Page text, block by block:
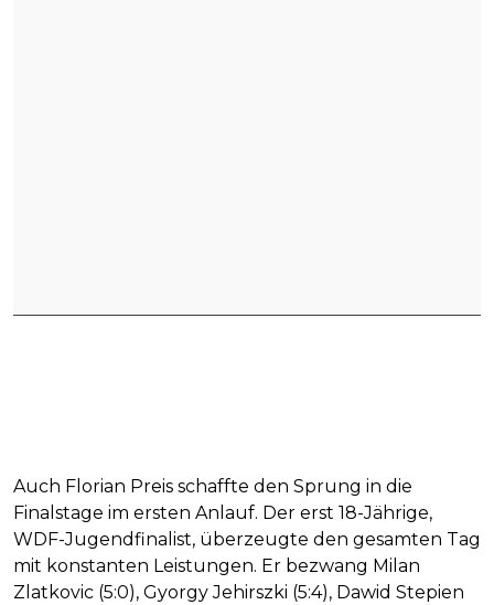
Auch Florian Preis schaffte den Sprung in die
Finalstage im ersten Anlauf. Der erst 18-Jährige,
WDF-Jugendfinalist, überzeugte den gesamten Tag
mit konstanten Leistungen. Er bezwang Milan
Zlatkovic (5:0), Gyorgy Jehirszki (5:4), Dawid Stepien